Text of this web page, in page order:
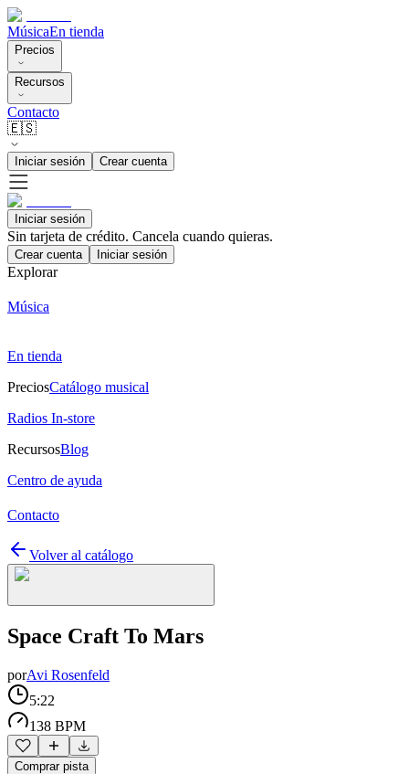
MúsicaEn tienda
Precios
Recursos
Contacto
🇪🇸
Iniciar sesión Crear cuenta
Iniciar sesión
Sin tarjeta de crédito. Cancela cuando quieras.
Crear cuenta Iniciar sesión
Explorar
Música
En tienda
PreciosCatálogo musical
Radios In-store
RecursosBlog
Centro de ayuda
Contacto
Volver al catálogo
Space Craft To Mars
porAvi Rosenfeld
5:22
138 BPM
Comprar pista